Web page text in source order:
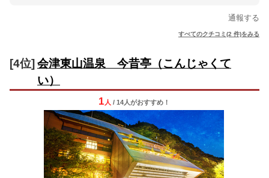
通報する
すべてのクチコミ(2 件)をみる
[4位] 会津東山温泉 今昔亭（こんじゃくて
い）
1 人 / 14人がおすすめ！